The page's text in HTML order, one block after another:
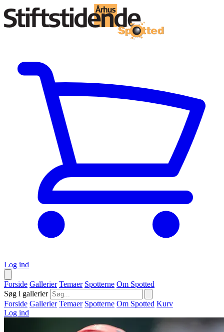
Log ind
Forside Gallerier Temaer Spotterne Om Spotted
Søg i gallerier
Forside Gallerier Temaer Spotterne Om Spotted Kurv
Log ind